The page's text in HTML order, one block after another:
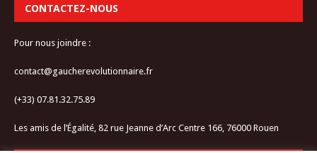
CONTACTEZ-NOUS
Pour nous joindre :
contact@gaucherevolutionnaire.fr
(+33) 07.81.32.75.89
Les amis de l’Égalité, 82 rue Jeanne d’Arc Centre 166, 76000 Rouen